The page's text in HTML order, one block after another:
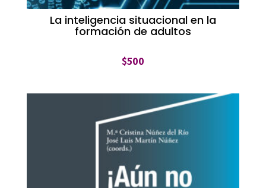
La inteligencia situacional en la
formación de adultos
$500